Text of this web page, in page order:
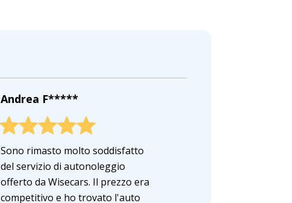
Andrea F*****
Sono rimasto molto soddisfatto
del servizio di autonoleggio
offerto da Wisecars. Il prezzo era
competitivo e ho trovato l'auto